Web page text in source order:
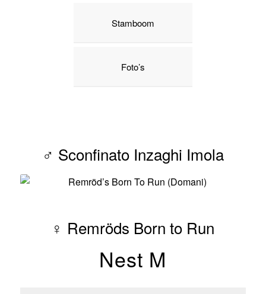
Stamboom
Foto’s
♂ Sconfinato Inzaghi Imola
♀ Remröds Born to Run
Nest M